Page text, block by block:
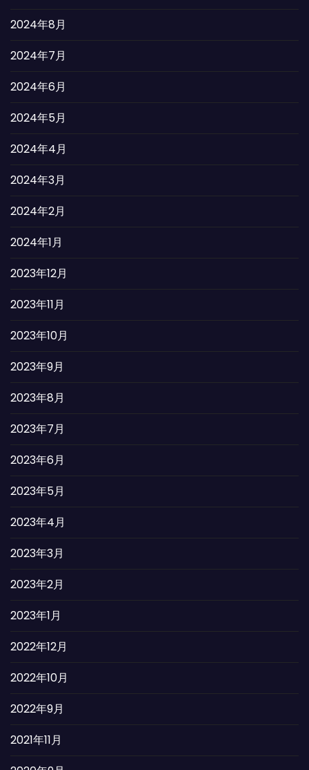
2024年8月
2024年7月
2024年6月
2024年5月
2024年4月
2024年3月
2024年2月
2024年1月
2023年12月
2023年11月
2023年10月
2023年9月
2023年8月
2023年7月
2023年6月
2023年5月
2023年4月
2023年3月
2023年2月
2023年1月
2022年12月
2022年10月
2022年9月
2021年11月